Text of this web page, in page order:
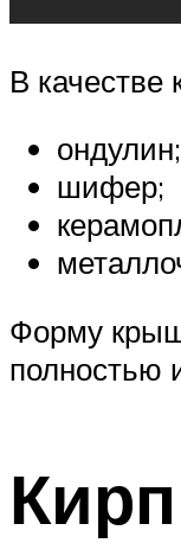
В качестве
ондулин;
шифер;
Форму
полностью